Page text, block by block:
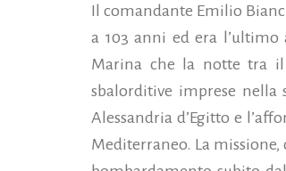
Il comandante Emilio
a 103 anni ed era
Marina che la notte tra il
sbalorditive imprese
Alessandria d’Egitto e
Mediterraneo. La